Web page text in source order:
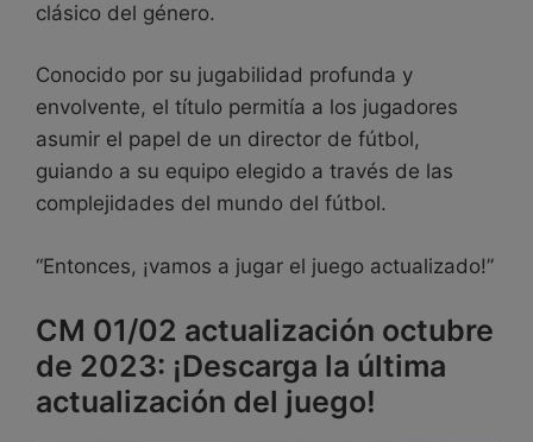
clásico del género.
Conocido por su jugabilidad profunda y
envolvente, el título permitía a los jugadores
asumir el papel de un director de fútbol,
guiando a su equipo elegido a través de las
complejidades del mundo del fútbol.
“Entonces, ¡vamos a jugar el juego actualizado!”
CM 01/02 actualización octubre
de 2023: ¡Descarga la última
actualización del juego!